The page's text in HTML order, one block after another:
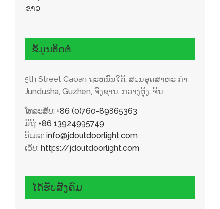
ຂໍ້ມູນຕິດຕໍ່
5th Street Caoan ຖະ​ຫນົນ​ໃຕ້​, ສວນອຸດສາຫະ ກຳ
Jundusha, Guzhen, ຈົງຊານ, ກວາງຕຸ້ງ, ຈີນ
ໂທລະສັບ: +86 (0)760-89865363
ມືຖື: +86 13924995749
ອີເມວ: info@jdoutdoorlight.com
ເວັບ: https://jdoutdoorlight.com
ໄດ້ຮັບສັງຄົມ